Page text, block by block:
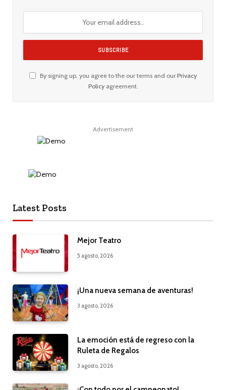
By signing up, you agree to the our terms and our Privacy
Policyagreement.
Advertisement
Latest Posts
Mejor Teatro
5 agosto, 2026
¡Una nueva semana de aventuras!
3 agosto, 2026
La emoción está de regreso con la
Ruleta de Regalos
3 agosto, 2026